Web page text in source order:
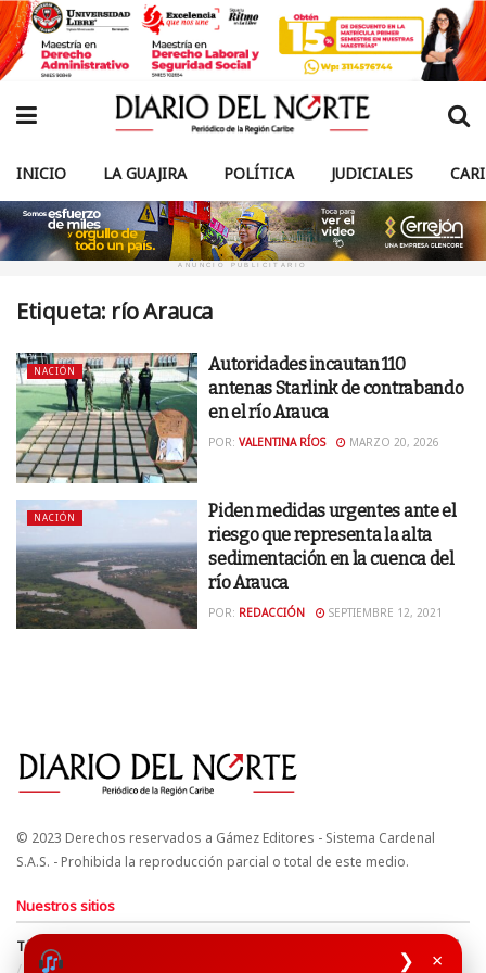
❯ ×
INICIO LA GUAJIRA POLÍTICA JUDICIALES
ANUNCIO PUBLICITARIO
Etiqueta: río Arauca
NACIÓN
Autoridades incautan 110
antenas Starlink de contrabando
en el río Arauca
POR: VALENTINA RÍOS MARZO 20, 2026
NACIÓN
Piden medidas urgentes ante el
riesgo que representa la alta
sedimentación en la cuenca del
río Arauca
POR: REDACCIÓN SEPTIEMBRE 12, 2021
© 2023 Derechos reservados a Gámez Editores - Sistema Cardenal
S.A.S. - Prohibida la reproducción parcial o total de este medio.
Nuestros sitios
Términos y Condiciones
Derechos de Autor y Propiedad Intelectual